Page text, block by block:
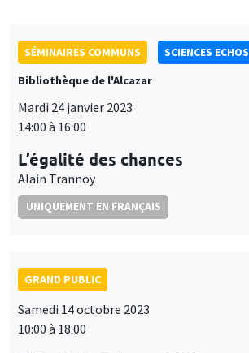
SÉMINAIRES COMMUNS
SCIENCES ECHOS
Bibliothèque de l'Alcazar
Mardi 24 janvier 2023
14:00 à 16:00
L’égalité des chances
Alain Trannoy
UNIQUEMENT EN FRANÇAIS
GRAND PUBLIC
Samedi 14 octobre 2023
10:00 à 18:00